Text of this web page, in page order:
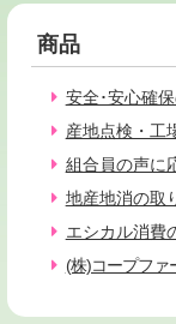
商品
安全･安心確
産地点検・工
組合員の声に
地産地消の取
エシカル消費
(株)コープファ